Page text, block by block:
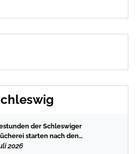
der Schleswiger
starten nach den
mit spannenden
2026